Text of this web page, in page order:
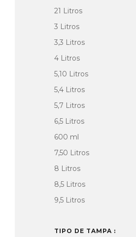
21 Litros
3 Litros
3,3 Litros
4 Litros
5,10 Litros
5,4 Litros
5,7 Litros
6,5 Litros
600 ml
7,50 Litros
8 Litros
8,5 Litros
9,5 Litros
TIPO DE TAMPA